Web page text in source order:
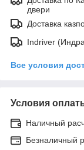
двери
Доставка
Indriver
Все условия
Условия
Наличный
Безналичный